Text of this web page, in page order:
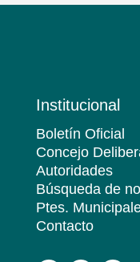
Institucional
Boletín Oficial
Concejo
Autoridades
Búsqueda de
Ptes.
Contacto